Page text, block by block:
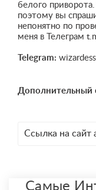
белого
поэтому вы
непонятно по
меня в Телеграм
Telegram:
Дополнительный
Ссылка на сайт
Самые